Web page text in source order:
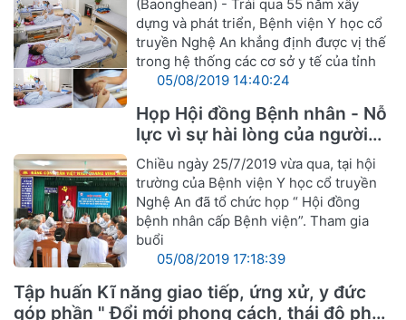
(Baonghean) - Trải qua 55 năm xây
dựng và phát triển, Bệnh viện Y học cổ
truyền Nghệ An khẳng định được vị thế
trong hệ thống các cơ sở y tế của tỉnh
05/08/2019 14:40:24
Họp Hội đồng Bệnh nhân - Nỗ
lực vì sự hài lòng của người
bệnh
Chiều ngày 25/7/2019 vừa qua, tại hội
trường của Bệnh viện Y học cổ truyền
Nghệ An đã tổ chức họp “ Hội đồng
bệnh nhân cấp Bệnh viện”. Tham gia
buổi
05/08/2019 17:18:39
Tập huấn Kĩ năng giao tiếp, ứng xử, y đức
góp phần " Đổi mới phong cách, thái độ phục